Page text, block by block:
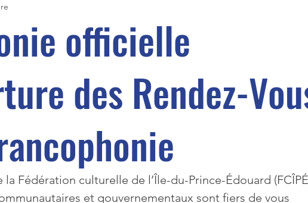
officielle
des Rendez-
la Fédération culturelle de l’Île-du-Prince-Édouard
et gouvernementaux sont fiers de vous